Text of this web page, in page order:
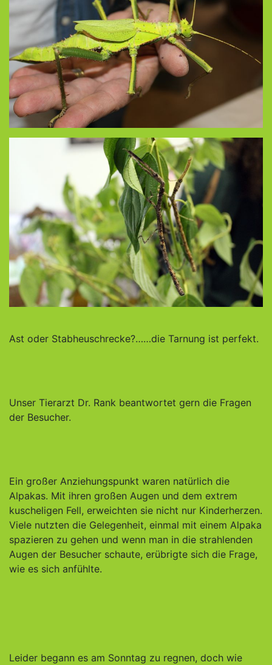
Ast oder Stabheuschrecke?……die Tarnung ist perfekt.
Unser Tierarzt Dr. Rank beantwortet gern die Fragen
der Besucher.
Ein großer Anziehungspunkt waren natürlich die
Alpakas. Mit ihren großen Augen und dem extrem
kuscheligen Fell, erweichten sie nicht nur Kinderherzen.
Viele nutzten die Gelegenheit, einmal mit einem Alpaka
spazieren zu gehen und wenn man in die strahlenden
Augen der Besucher schaute, erübrigte sich die Frage,
wie es sich anfühlte.
Leider begann es am Sonntag zu regnen, doch wie